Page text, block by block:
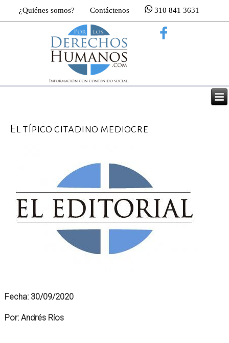
¿Quiénes somos? Contáctenos 310 841 3631
El típico citadino mediocre
Fecha: 30/09/2020
Por: Andrés Ríos